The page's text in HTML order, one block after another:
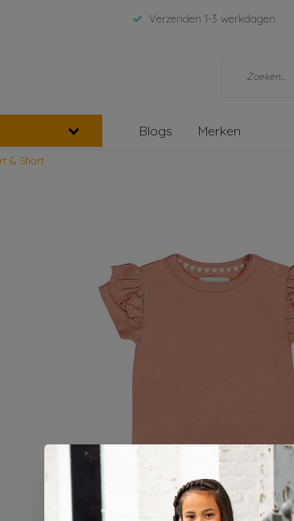
Verzenden 1-3 werkdagen
Blogs Merken
& Short